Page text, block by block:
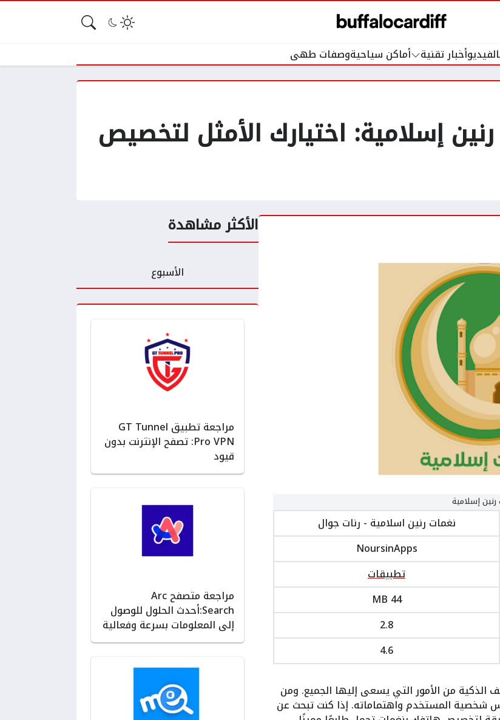
أخبار تقنية أماكن سياحيةوصفات طهى
إسلامية: اختيارك الأمثل لتخصيص
الأكثر مشاهدة
الأسبوع
مراجعة تطبيق GT Tunnel
Pro VPN: تصفح الإنترنت بدون
قيود
مراجعة متصفح Arc
Search:أحدث الحلول للوصول
إلى المعلومات بسرعة وفعالية
إسلامية
نغمات رنين اسلامية - رنات جوال
NoursinApps
تطبيقات
44 MB
2.8
4.6
الذكية من الأمور التي يسعى إليها الجميع. ومن
شخصية المستخدم واهتماماته. إذا كنت تبحث عن